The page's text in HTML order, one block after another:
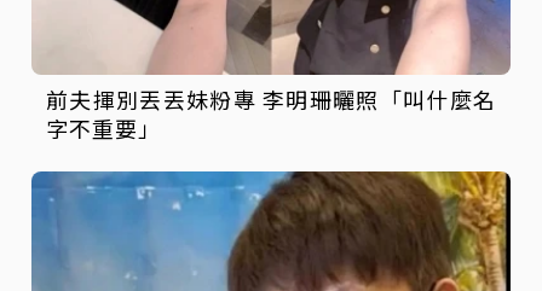
前夫揮別丟丟妹粉專 李明珊曬照「叫什麼名
字不重要」